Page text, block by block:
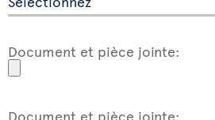
Document et pièce jointe:
Document et pièce jointe: